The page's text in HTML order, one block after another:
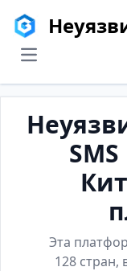
menu
Эта
128